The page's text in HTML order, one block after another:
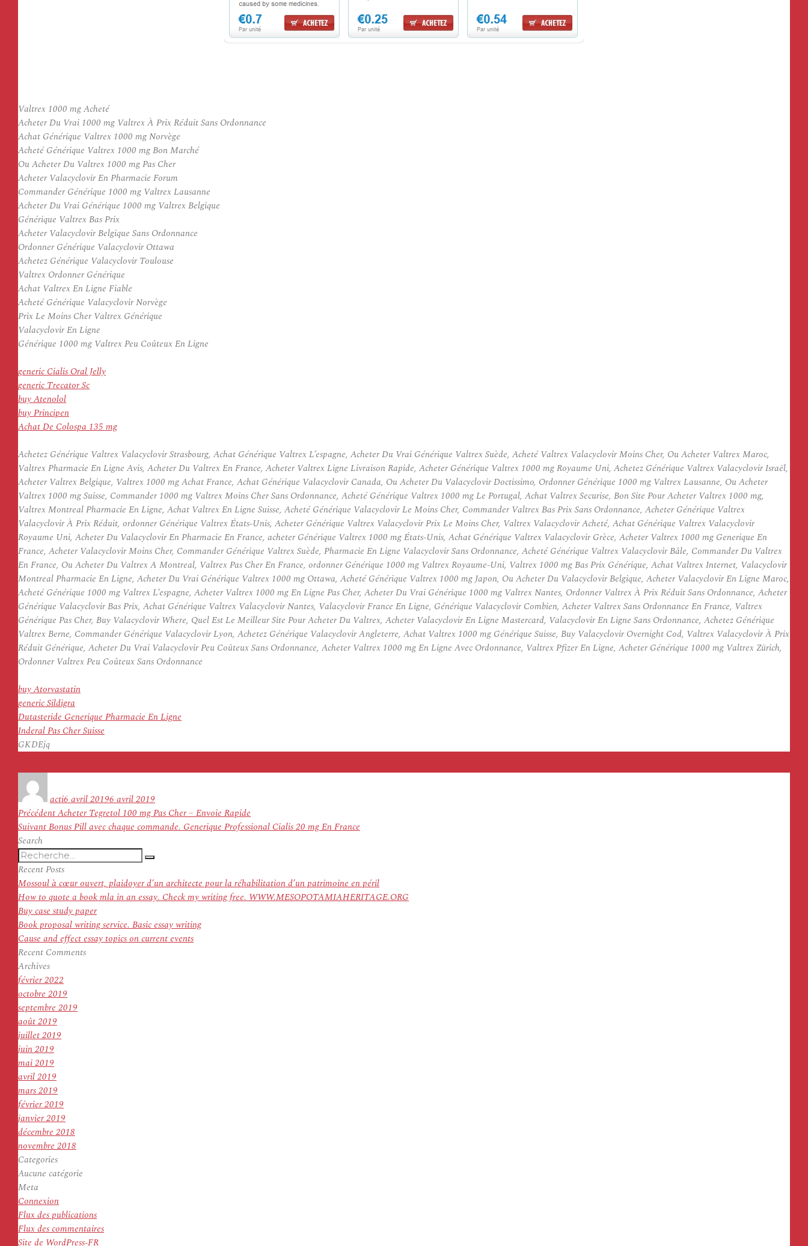
Valtrex 1000 mg Acheté
Acheter Du Vrai 1000 mg Valtrex À Prix Réduit Sans Ordonnance
Achat Générique Valtrex 1000 mg Norvège
Acheté Générique Valtrex 1000 mg Bon Marché
Ou Acheter Du Valtrex 1000 mg Pas Cher
Acheter Valacyclovir En Pharmacie Forum
Commander Générique 1000 mg Valtrex Lausanne
Acheter Du Vrai Générique 1000 mg Valtrex Belgique
Générique Valtrex Bas Prix
Acheter Valacyclovir Belgique Sans Ordonnance
Ordonner Générique Valacyclovir Ottawa
Achetez Générique Valacyclovir Toulouse
Valtrex Ordonner Générique
Achat Valtrex En Ligne Fiable
Acheté Générique Valacyclovir Norvège
Prix Le Moins Cher Valtrex Générique
Valacyclovir En Ligne
Générique 1000 mg Valtrex Peu Coûteux En Ligne
generic Cialis Oral Jelly
generic Trecator Sc
buy Atenolol
buy Principen
Achat De Colospa 135 mg
Achetez Générique Valtrex Valacyclovir Strasbourg, Achat Générique Valtrex L’espagne, Acheter Du Vrai Générique Valtrex Suède, Acheté Valtrex Valacyclovir Moins Cher, Ou Acheter Valtrex Maroc,
Valtrex Pharmacie En Ligne Avis, Acheter Du Valtrex En France, Acheter Valtrex Ligne Livraison Rapide, Acheter Générique Valtrex 1000 mg Royaume Uni, Achetez Générique Valtrex Valacyclovir Israël,
Acheter Valtrex Belgique, Valtrex 1000 mg Achat France, Achat Générique Valacyclovir Canada, Ou Acheter Du Valacyclovir Doctissimo, Ordonner Générique 1000 mg Valtrex Lausanne, Ou Acheter
Valtrex 1000 mg Suisse, Commander 1000 mg Valtrex Moins Cher Sans Ordonnance, Acheté Générique Valtrex 1000 mg Le Portugal, Achat Valtrex Securise, Bon Site Pour Acheter Valtrex 1000 mg,
Valtrex Montreal Pharmacie En Ligne, Achat Valtrex En Ligne Suisse, Acheté Générique Valacyclovir Le Moins Cher, Commander Valtrex Bas Prix Sans Ordonnance, Acheter Générique Valtrex
Valacyclovir À Prix Réduit, ordonner Générique Valtrex États-Unis, Acheter Générique Valtrex Valacyclovir Prix Le Moins Cher, Valtrex Valacyclovir Acheté, Achat Générique Valtrex Valacyclovir
Royaume Uni, Acheter Du Valacyclovir En Pharmacie En France, acheter Générique Valtrex 1000 mg États-Unis, Achat Générique Valtrex Valacyclovir Grèce, Acheter Valtrex 1000 mg Generique En
France, Acheter Valacyclovir Moins Cher, Commander Générique Valtrex Suède, Pharmacie En Ligne Valacyclovir Sans Ordonnance, Acheté Générique Valtrex Valacyclovir Bâle, Commander Du Valtrex
En France, Ou Acheter Du Valtrex A Montreal, Valtrex Pas Cher En France, ordonner Générique 1000 mg Valtrex Royaume-Uni, Valtrex 1000 mg Bas Prix Générique, Achat Valtrex Internet, Valacyclovir
Montreal Pharmacie En Ligne, Acheter Du Vrai Générique Valtrex 1000 mg Ottawa, Acheté Générique Valtrex 1000 mg Japon, Ou Acheter Du Valacyclovir Belgique, Acheter Valacyclovir En Ligne Maroc,
Acheté Générique 1000 mg Valtrex L’espagne, Acheter Valtrex 1000 mg En Ligne Pas Cher, Acheter Du Vrai Générique 1000 mg Valtrex Nantes, Ordonner Valtrex À Prix Réduit Sans Ordonnance, Acheter
Générique Valacyclovir Bas Prix, Achat Générique Valtrex Valacyclovir Nantes, Valacyclovir France En Ligne, Générique Valacyclovir Combien, Acheter Valtrex Sans Ordonnance En France, Valtrex
Générique Pas Cher, Buy Valacyclovir Where, Quel Est Le Meilleur Site Pour Acheter Du Valtrex, Acheter Valacyclovir En Ligne Mastercard, Valacyclovir En Ligne Sans Ordonnance, Achetez Générique
Valtrex Berne, Commander Générique Valacyclovir Lyon, Achetez Générique Valacyclovir Angleterre, Achat Valtrex 1000 mg Générique Suisse, Buy Valacyclovir Overnight Cod, Valtrex Valacyclovir À Prix
Réduit Générique, Acheter Du Vrai Valacyclovir Peu Coûteux Sans Ordonnance, Acheter Valtrex 1000 mg En Ligne Avec Ordonnance, Valtrex Pfizer En Ligne, Acheter Générique 1000 mg Valtrex Zürich,
Ordonner Valtrex Peu Coûteux Sans Ordonnance
buy Atorvastatin
generic Sildigra
Dutasteride Generique Pharmacie En Ligne
Inderal Pas Cher Suisse
GKDEjq
actile
6 avril 20196 avril 2019
Navigation
de
l’article
PrécédentArticle
précédent :
Acheter Tegretol 100 mg Pas Cher – Envoie Rapide
SuivantArticle
Bonus Pill avec chaque commande. Generique Professional Cialis 20 mg En France
Search
Recherche
pour
:
Recherche
Recent Posts
Mossoul à cœur ouvert, plaidoyer d’un architecte pour la réhabilitation d’un patrimoine en péril
How to quote a book mla in an essay. Check my writing free. WWW.MESOPOTAMIAHERITAGE.ORG
Buy case study paper
Book proposal writing service. Basic essay writing
Cause and effect essay topics on current events
Recent Comments
Archives
février 2022
octobre 2019
septembre 2019
août 2019
juillet 2019
juin 2019
mai 2019
avril 2019
mars 2019
février 2019
janvier 2019
décembre 2018
novembre 2018
Categories
Aucune catégorie
Meta
Connexion
Flux des publications
Flux des commentaires
Site de WordPress-FR